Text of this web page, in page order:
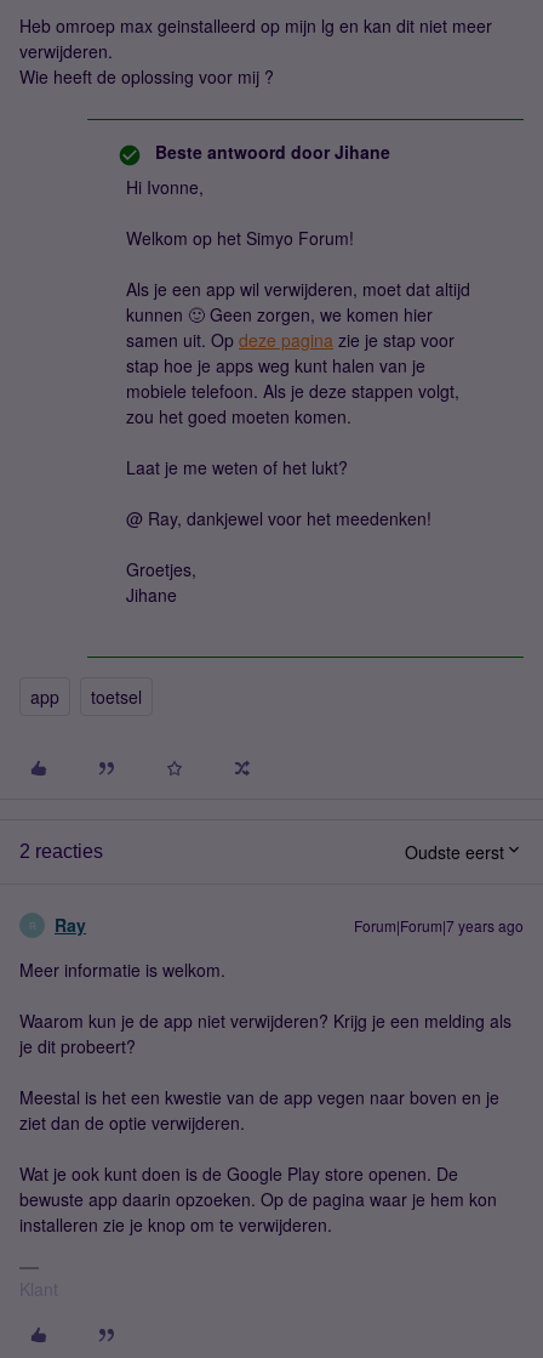
Heb omroep max geinstalleerd op mijn lg en kan dit niet meer
verwijderen.
Wie heeft de oplossing voor mij ?
Beste antwoord door Jihane
Hi Ivonne,
Welkom op het Simyo Forum!
Als je een app wil verwijderen, moet dat altijd
kunnen 🙂 Geen zorgen, we komen hier
samen uit. Op deze pagina zie je stap voor
stap hoe je apps weg kunt halen van je
mobiele telefoon. Als je deze stappen volgt,
zou het goed moeten komen.
Laat je me weten of het lukt?
@ Ray, dankjewel voor het meedenken!
Groetjes,
Jihane
app toetsel
2 reacties Oudste eerst
R Ray Forum|Forum|7 years ago
Meer informatie is welkom.
Waarom kun je de app niet verwijderen? Krijg je een melding als
je dit probeert?
Meestal is het een kwestie van de app vegen naar boven en je
ziet dan de optie verwijderen.
Wat je ook kunt doen is de Google Play store openen. De
bewuste app daarin opzoeken. Op de pagina waar je hem kon
installeren zie je knop om te verwijderen.
Klant